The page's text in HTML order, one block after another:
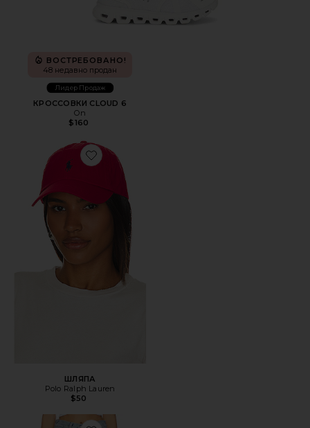
ВОСТРЕБОВАНО!
48 недавно продан
Лидер Продаж
КРОССОВКИ CLOUD 6
On
$160
Favorite ШЛЯПА
ШЛЯПА
Polo Ralph Lauren
$50